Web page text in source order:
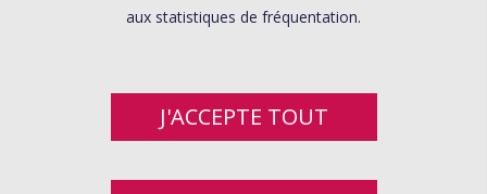
aux statistiques de fréquentation.
J'ACCEPTE TOUT